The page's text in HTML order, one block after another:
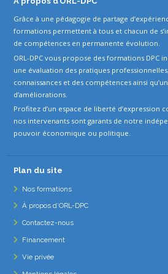
Grâce à une pédagogie de partage
formations permettent à tous et chacun de
de compétences en permanente évolution.
ORL-DPC vous propose des formations DPC
une évaluation des pratiques
connaissances et des compétences ainsi
d’améliorations.
Profitez d’un espace de liberté d’expression
nos intervenants sont garants de notre
pouvoir économique ou politique.
Plan du site
Nos formations
À propos d’ORL-DPC
Contactez-nous
Financement
Vie privée